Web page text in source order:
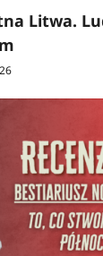
Litwa.